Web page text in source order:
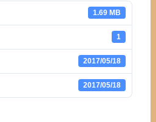
1.69 MB
1
2017/05/18
2017/05/18